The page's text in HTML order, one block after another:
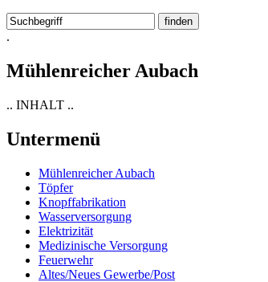
.
Mühlenreicher Aubach
.. INHALT ..
Untermenü
Mühlenreicher Aubach
Töpfer
Knopffabrikation
Wasserversorgung
Elektrizität
Medizinische Versorgung
Feuerwehr
Altes/Neues Gewerbe/Post